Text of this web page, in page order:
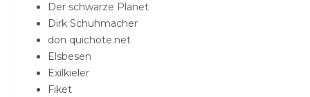
Der schwarze Planet
Dirk Schuhmacher
don quichote.net
Elsbesen
Exilkieler
Fiket